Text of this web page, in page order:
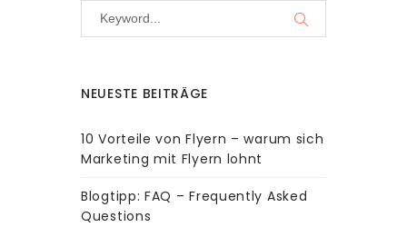
NEUESTE BEITRÄGE
10 Vorteile von Flyern – warum sich
Marketing mit Flyern lohnt
Blogtipp: FAQ – Frequently Asked
Questions